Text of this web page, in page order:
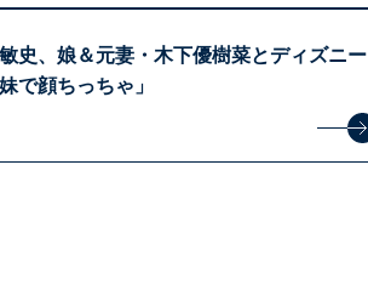
史、娘＆元妻・木下優樹菜とディズニー
で顔ちっちゃ」